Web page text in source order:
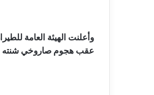
وأعلنت الهيئة العامة
عقب هجوم صاروخي شنته